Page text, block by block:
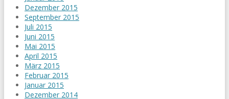
Dezember 2015
September 2015
Juli 2015
Juni 2015
Mai 2015
April 2015
März 2015
Februar 2015
Januar 2015
Dezember 2014